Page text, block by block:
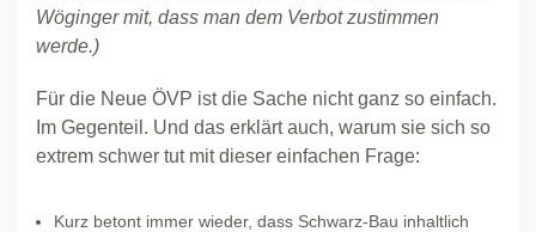
Wöginger mit, dass man dem Verbot zustimmen
werde.)
Für die Neue ÖVP ist die Sache nicht ganz so einfach.
Im Gegenteil. Und das erklärt auch, warum sie sich so
extrem schwer tut mit dieser einfachen Frage:
Kurz betont immer wieder, dass Schwarz-Bau inhaltlich